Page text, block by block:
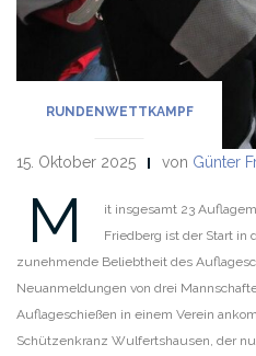
RUNDENWETTKAMPF
15. Oktober 2025 von Günter
M
it insgesamt 23
Friedberg ist der Start in
zunehmende Beliebtheit des
Neuanmeldungen von drei
Auflageschießen in einem Verein
Schützenkranz Wulfertshausen, der